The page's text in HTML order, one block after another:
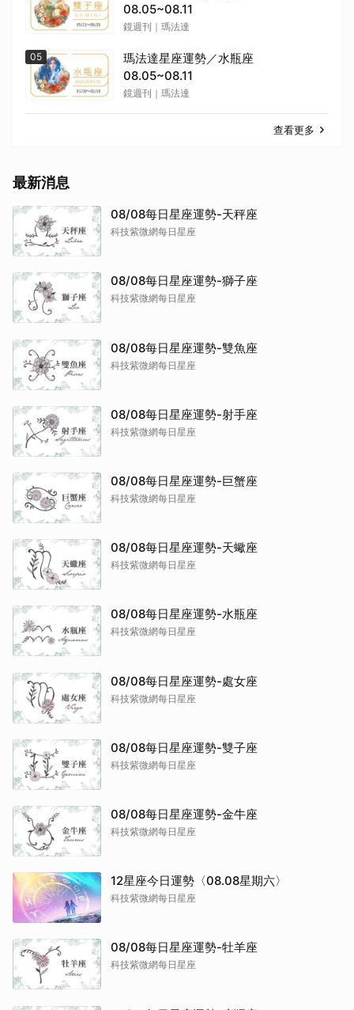
08.05~08.11
鏡週刊｜瑪法達
05
瑪法達星座運勢／水瓶座
08.05~08.11
鏡週刊｜瑪法達
查看更多
最新消息
08/08每日星座運勢-天秤座
科技紫微網每日星座
08/08每日星座運勢-獅子座
科技紫微網每日星座
08/08每日星座運勢-雙魚座
科技紫微網每日星座
08/08每日星座運勢-射手座
科技紫微網每日星座
08/08每日星座運勢-巨蟹座
科技紫微網每日星座
08/08每日星座運勢-天蠍座
科技紫微網每日星座
08/08每日星座運勢-水瓶座
科技紫微網每日星座
08/08每日星座運勢-處女座
科技紫微網每日星座
08/08每日星座運勢-雙子座
科技紫微網每日星座
08/08每日星座運勢-金牛座
科技紫微網每日星座
12星座今日運勢〈08.08星期六〉
科技紫微網每日星座
08/08每日星座運勢-牡羊座
科技紫微網每日星座